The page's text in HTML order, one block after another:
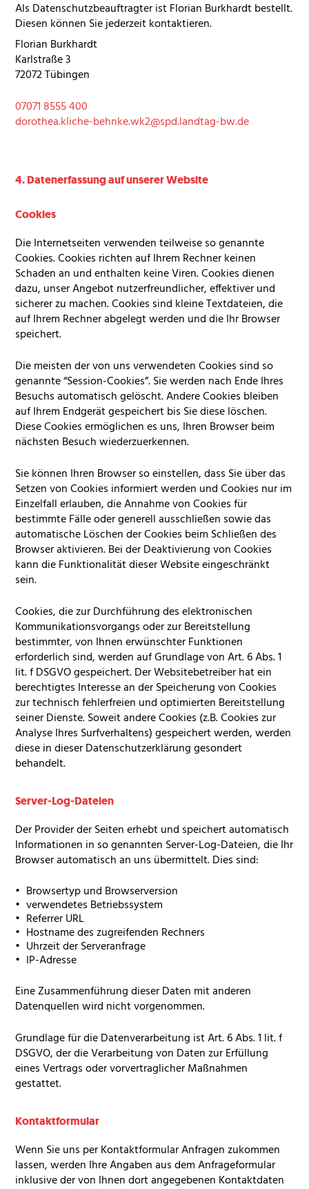
Als Datenschutzbeauftragter ist Florian Burkhardt bestellt.
Diesen können Sie jederzeit kontaktieren.
Florian Burkhardt
Karlstraße 3
72072 Tübingen
07071 8555 400
dorothea.kliche-behnke.wk2@spd.landtag-bw.de
4. Datenerfassung auf unserer Website
Cookies
Die Internetseiten verwenden teilweise so genannte
Cookies. Cookies richten auf Ihrem Rechner keinen
Schaden an und enthalten keine Viren. Cookies dienen
dazu, unser Angebot nutzerfreundlicher, effektiver und
sicherer zu machen. Cookies sind kleine Textdateien, die
auf Ihrem Rechner abgelegt werden und die Ihr Browser
speichert.
Die meisten der von uns verwendeten Cookies sind so
genannte “Session-Cookies”. Sie werden nach Ende Ihres
Besuchs automatisch gelöscht. Andere Cookies bleiben
auf Ihrem Endgerät gespeichert bis Sie diese löschen.
Diese Cookies ermöglichen es uns, Ihren Browser beim
nächsten Besuch wiederzuerkennen.
Sie können Ihren Browser so einstellen, dass Sie über das
Setzen von Cookies informiert werden und Cookies nur im
Einzelfall erlauben, die Annahme von Cookies für
bestimmte Fälle oder generell ausschließen sowie das
automatische Löschen der Cookies beim Schließen des
Browser aktivieren. Bei der Deaktivierung von Cookies
kann die Funktionalität dieser Website eingeschränkt
sein.
Cookies, die zur Durchführung des elektronischen
Kommunikationsvorgangs oder zur Bereitstellung
bestimmter, von Ihnen erwünschter Funktionen
erforderlich sind, werden auf Grundlage von Art. 6 Abs. 1
lit. fDSGVOgespeichert. Der Websitebetreiber hat ein
berechtigtes Interesse an der Speicherung von Cookies
zur technisch fehlerfreien und optimierten Bereitstellung
seiner Dienste. Soweit andere Cookies (z.B. Cookies zur
Analyse Ihres Surfverhaltens) gespeichert werden, werden
diese in dieser Datenschutzerklärung gesondert
behandelt.
Server-Log-Dateien
Der Provider der Seiten erhebt und speichert automatisch
Informationen in so genannten Server-Log-Dateien, die Ihr
Browser automatisch an uns übermittelt. Dies sind:
Browsertyp und Browserversion
verwendetes Betriebssystem
ReferrerURL
Hostname des zugreifenden Rechners
Uhrzeit der Serveranfrage
IP-Adresse
Eine Zusammenführung dieser Daten mit anderen
Datenquellen wird nicht vorgenommen.
Grundlage für die Datenverarbeitung ist Art. 6 Abs. 1 lit. f
DSGVO, der die Verarbeitung von Daten zur Erfüllung
eines Vertrags oder vorvertraglicher Maßnahmen
gestattet.
Kontaktformular
Wenn Sie uns per Kontaktformular Anfragen zukommen
lassen, werden Ihre Angaben aus dem Anfrageformular
inklusive der von Ihnen dort angegebenen Kontaktdaten